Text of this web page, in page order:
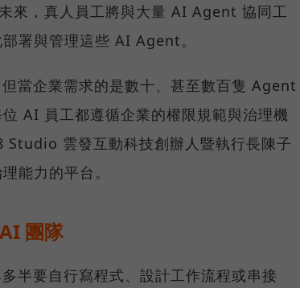
來，真人員工將與大量 AI Agent 協同工
署與管理這些 AI Agent。
當企業需求的是數十、甚至數百隻 Agent
AI 員工都遵循企業的權限規範與治理機
Studio 雲發互動科技創辦人暨執行長陳子
能力的平台。
團隊
半要自行寫程式、設計工作流程或串接